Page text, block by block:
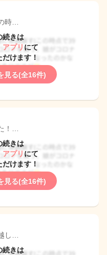
時…
続きは
プリ にて
けます！
見る(全16件)
！…
続きは
プリ にて
けます！
見る(全16件)
し…
続きは